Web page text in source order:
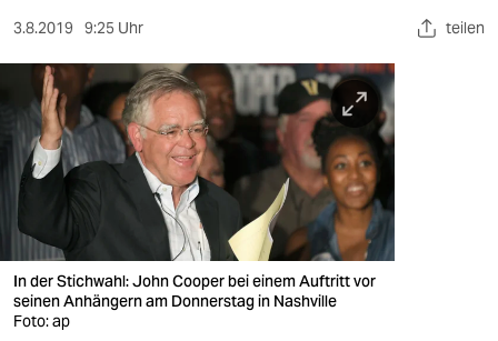
nord
wahrheit
verlag
verlag
veranstaltungen
shop
fragen & hilfe
3.8.2019 9:25 Uhr teilen
In der Stichwahl: John Cooper bei einem Auftritt vor
seinen Anhängern am Donnerstag in Nashville
Foto: ap